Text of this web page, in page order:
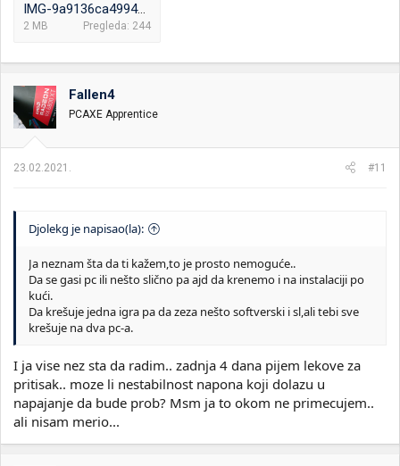
IMG-9a9136ca4994515aa08014f7a54e880c-V.jpg
2 MB Pregleda: 244
Fallen4
PCAXE Apprentice
23.02.2021. #11
Djolekg je napisao(la):
Ja neznam šta da ti kažem,to je prosto nemoguće..
Da se gasi pc ili nešto slično pa ajd da krenemo i na instalaciji po
kući.
Da krešuje jedna igra pa da zeza nešto softverski i sl,ali tebi sve
krešuje na dva pc-a.
I ja vise nez sta da radim.. zadnja 4 dana pijem lekove za
pritisak.. moze li nestabilnost napona koji dolazu u
napajanje da bude prob? Msm ja to okom ne primecujem..
ali nisam merio...